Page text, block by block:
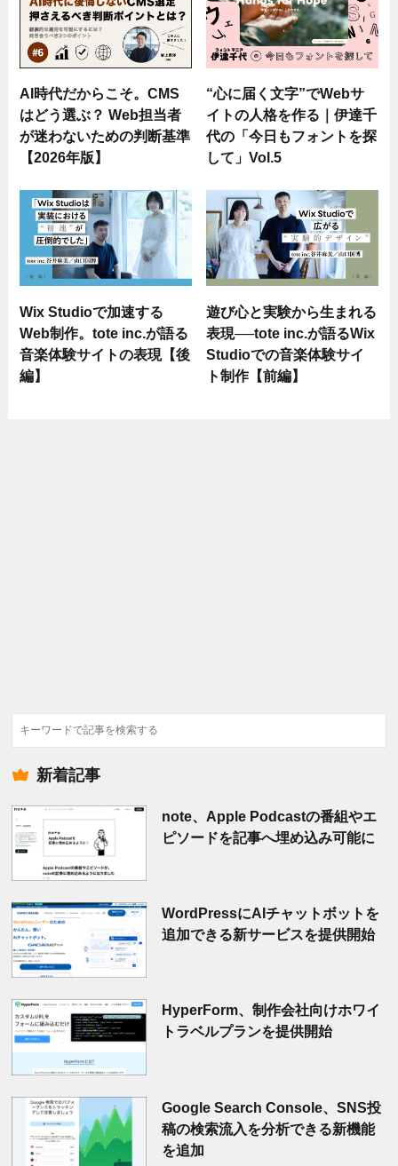
AI時代だからこそ。CMS
はどう選ぶ？ Web担当者
が迷わないための判断基準
【2026年版】
“心に届く文字”でWebサ
イトの人格を作る｜伊達千
代の「今日もフォントを探
して」Vol.5
Wix Studioで加速する
Web制作。tote inc.が語る
音楽体験サイトの表現【後
編】
遊び心と実験から生まれる
表現──tote inc.が語るWix
Studioでの音楽体験サイ
ト制作【前編】
検
索
新着記事
note、Apple Podcastの番組やエ
ピソードを記事へ埋め込み可能に
WordPressにAIチャットボットを
追加できる新サービスを提供開始
HyperForm、制作会社向けホワイ
トラベルプランを提供開始
Google Search Console、SNS投
稿の検索流入を分析できる新機能
を追加